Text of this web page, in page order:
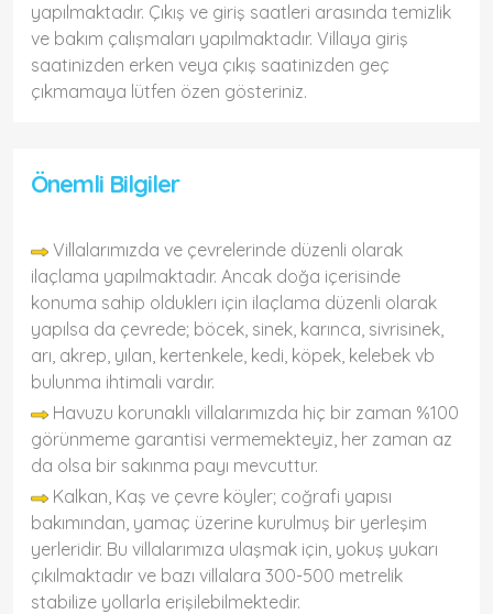
yapılmaktadır. Çıkış ve giriş saatleri arasında temizlik
ve bakım çalışmaları yapılmaktadır. Villaya giriş
saatinizden erken veya çıkış saatinizden geç
çıkmamaya lütfen özen gösteriniz.
Önemli Bilgiler
Villalarımızda ve çevrelerinde düzenli olarak
ilaçlama yapılmaktadır. Ancak doğa içerisinde
konuma sahip olduklerı için ilaçlama düzenli olarak
yapılsa da çevrede; böcek, sinek, karınca, sivrisinek,
arı, akrep, yılan, kertenkele, kedi, köpek, kelebek vb
bulunma ihtimali vardır.
Havuzu korunaklı villalarımızda hiç bir zaman %100
görünmeme garantisi vermemekteyiz, her zaman az
da olsa bir sakınma payı mevcuttur.
Kalkan, Kaş ve çevre köyler; coğrafi yapısı
bakımından, yamaç üzerine kurulmuş bir yerleşim
yerleridir. Bu villalarımıza ulaşmak için, yokuş yukarı
çıkılmaktadır ve bazı villalara 300-500 metrelik
stabilize yollarla erişilebilmektedir.